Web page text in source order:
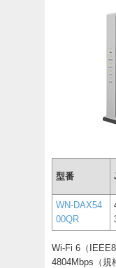
型番
WN-DAX54
00QR
Wi-Fi 6（
4804Mbps（規